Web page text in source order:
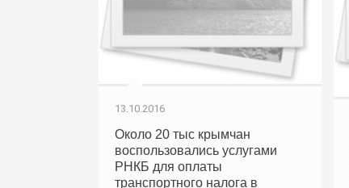
13.10.2016
Около 20 тыс крымчан
воспользовались услугами
РНКБ для оплаты
транспортного налога в